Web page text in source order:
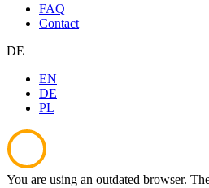
FAQ
Contact
DE
EN
DE
PL
You are using an outdated browser.